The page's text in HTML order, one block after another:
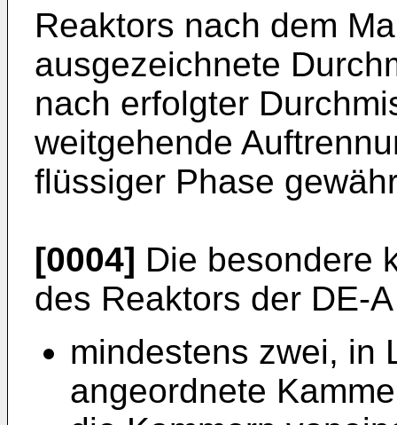
Reaktors nach dem
ausgezeichnete
nach erfolgter
weitgehende
flüssiger Phase
[0004] Die besondere
des Reaktors der DE-
mindestens zwei, in
angeordnete